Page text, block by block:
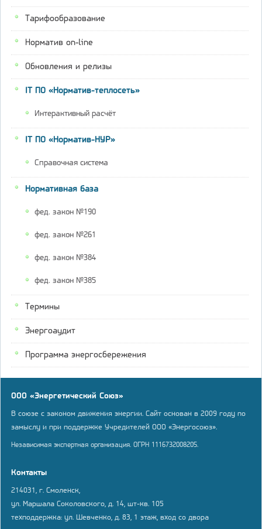
Тарифообразование
Норматив on-line
Обновления и релизы
IT ПО «Норматив-теплосеть»
Интерактивный расчёт
IT ПО «Норматив-НУР»
Справочная система
Нормативная база
фед. закон №190
фед. закон №261
фед. закон №384
фед. закон №385
Термины
Энергоаудит
Программа энергосбережения
ООО «Энергетический Союз»
В союзе с законом движения энергии. Сайт основан в 2009 году по
замыслу и при поддержке Учредителей ООО «Энергосоюз».
Независимая экспертная организация. ОГРН 1116732008205.
Контакты
214031, г. Смоленск,
ул. Маршала Соколовского, д. 14, шт-кв. 105
техподдержка: ул. Шевченко, д. 83, 1 этаж, вход со двора